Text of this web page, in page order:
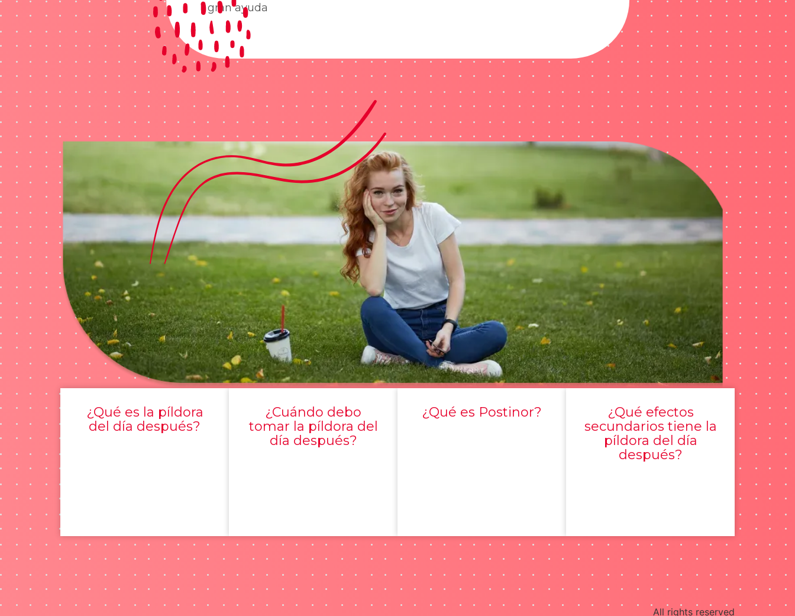
gran ayuda
¿Qué es la píldora
del día después?
¿Cuándo debo
tomar la píldora del
día después?
¿Qué es Postinor?
¿Qué efectos
secundarios tiene la
píldora del día
después?
All rights reserved